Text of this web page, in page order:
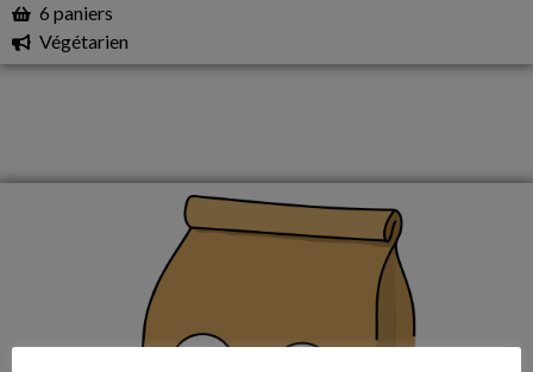
6 paniers
Végétarien